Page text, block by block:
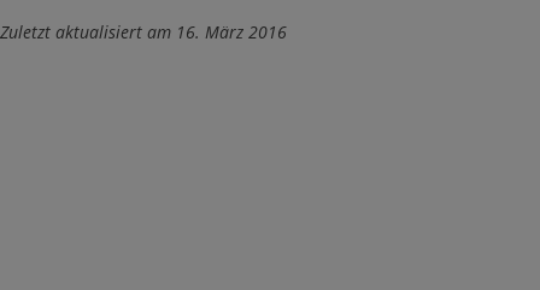
Zuletzt aktualisiert am 16. März 2016